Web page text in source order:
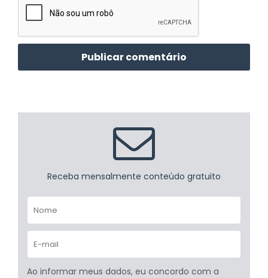
Receba mensalmente conteúdo gratuito
Ao informar meus dados, eu concordo com a